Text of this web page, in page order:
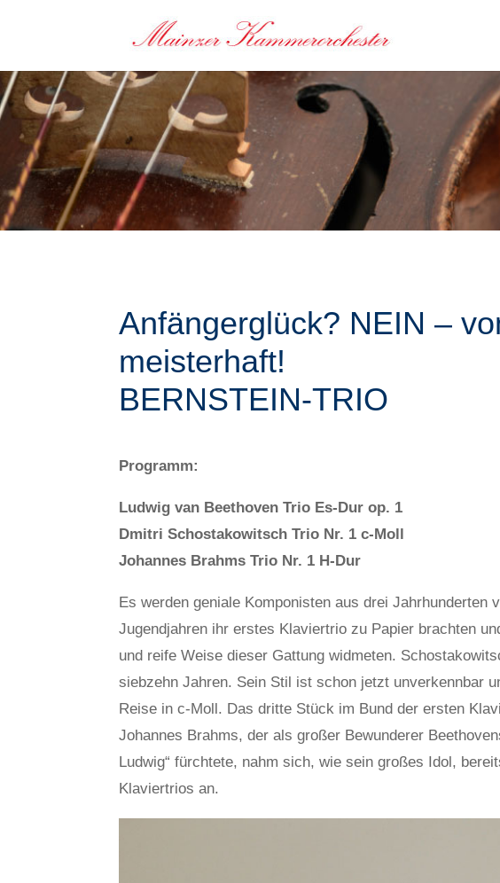
Anfängerglück? NEIN –
meisterhaft!
BERNSTEIN-TRIO
Programm:
Ludwig van Beethoven Trio Es-Dur op. 1
Dmitri Schostakowitsch Trio Nr. 1 c-Moll
Johannes Brahms Trio Nr. 1 H-Dur
Es werden geniale Komponisten aus drei Jahrhunderten
Jugendjahren ihr erstes Klaviertrio zu Papier brachten
und reife Weise dieser Gattung widmeten.
siebzehn Jahren. Sein Stil ist schon jetzt unverkennbar
Reise in c-Moll. Das dritte Stück im Bund der ersten
Johannes Brahms, der als großer Bewunderer
Ludwig“ fürchtete, nahm sich, wie sein großes Idol,
Klaviertrios an.